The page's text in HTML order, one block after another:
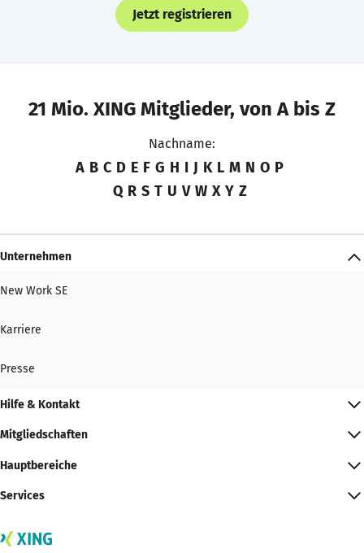
Jetzt registrieren
21 Mio. XING Mitglieder, von A bis Z
Nachname:
A B C D E F G H I J K L M N O P
Q R S T U V W X Y Z
Unternehmen
New Work SE
Karriere
Presse
Hilfe & Kontakt
Mitgliedschaften
Hauptbereiche
Services